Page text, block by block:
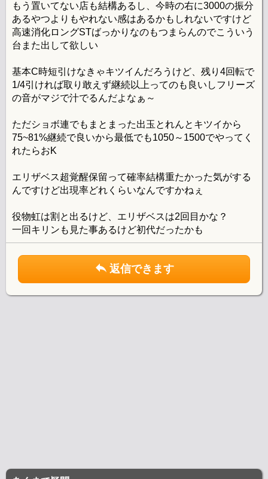
もう置いてない店も結構あるし、今時の右に3000の振分
あるやつよりもやれない感はあるかもしれないですけど
高速消化ロングSTばっかりなのもつまらんのでこういう
台また出して欲しい
基本C時短引けなきゃキツイんだろうけど、残り4回転で
1/4引ければ取り敢えず継続以上ってのも良いしフリーズ
の音がマジで汁でるんだよなぁ～
ただショボ連でもまとまった出玉とれんとキツイから
75~81%継続で良いから最低でも1050～1500でやってく
れたらおK
エリザベス超覚醒保留って確率結構重たかった気がする
んですけど出現率どれくらいなんですかねぇ
役物虹は割と出るけど、エリザベスは2回目かな？
一回キリンも見た事あるけど初代だったかも
返信できます